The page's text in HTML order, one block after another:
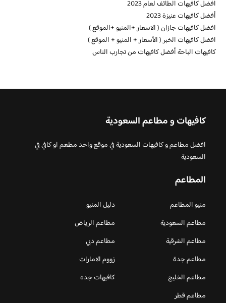
افضل كافيهات الطائف لعام 2023
أفضل كافيهات عنيزة 2023
افضل كافيهات جازان ( الاسعار +المنيو +الموقع )
افضل كافيهات الخبر ( الأسعار + المنيو + الموقع )
كافيهات الباحة أفضل كافيهات من تجارب الناس
كافيهات و مطاعم السعودية
افضل مطاعم و كافيهات السعودية في موقع واحد مطعم او كافي في
السعودية
المطاعم
منيو المطاعم
دليل المنيو
مطاعم السعودية
مطاعم الرياض
مطاعم الشرقية
مطاعم دبي
مطاعم جدة
زووم الامارات
مطاعم الخليج
كافيهات جده
مطاعم قطر